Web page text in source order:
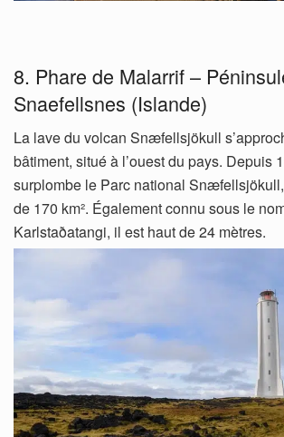
8. Phare de Malarrif –
Snaefellsnes (Islande)
La lave du volcan Snæfellsjökull
bâtiment, situé à l’ouest du pays. Depuis
surplombe le Parc national
de 170 km². Également connu sous le
Karlstaðatangi, il est haut de 24 mètres.